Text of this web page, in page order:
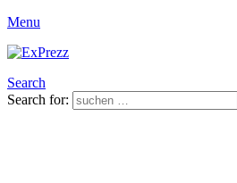
Menu
Search
Search for: